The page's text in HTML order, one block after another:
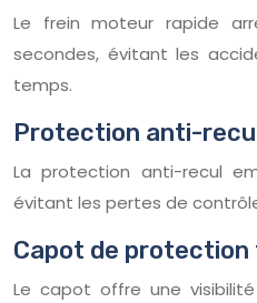
Le frein moteur rapide
secondes, évitant les
temps.
Protection anti-
La protection anti-recul
évitant les pertes de
Capot de
Le capot offre une